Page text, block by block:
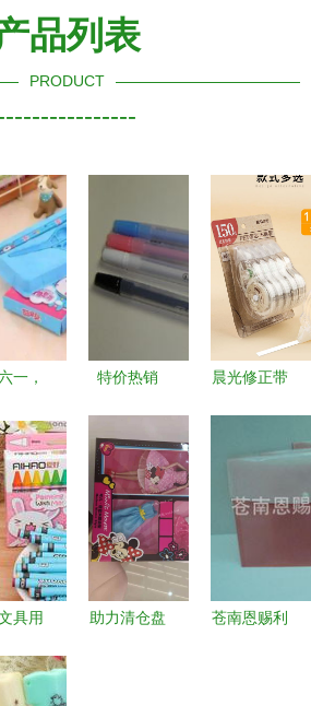
品列表
PRODUCT
一，
——文
批发
更有
义
特价热销
爱忍者兔中
性笔，8g轻
巧卡通水笔
批发之选
晨光修正带
航
具用
发精
助力清仓盘
苍南恩赐利